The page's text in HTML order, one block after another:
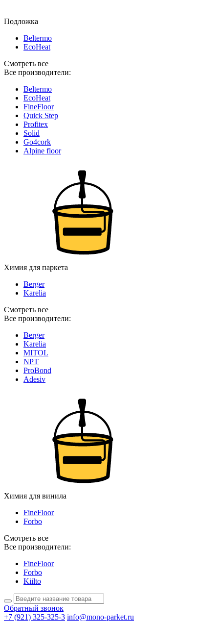
Подложка
Beltermo
EcoHeat
Смотреть все
Все производители:
Beltermo
EcoHeat
FineFloor
Quick Step
Profitex
Solid
Go4cork
Alpine floor
Химия для паркета
Berger
Karelia
Смотреть все
Все производители:
Berger
Karelia
MITOL
NPT
ProBond
Adesiv
Химия для винила
FineFloor
Forbo
Смотреть все
Все производители:
FineFloor
Forbo
Kiilto
Обратный звонок
+7 (921) 325-325-3 info@mono-parket.ru